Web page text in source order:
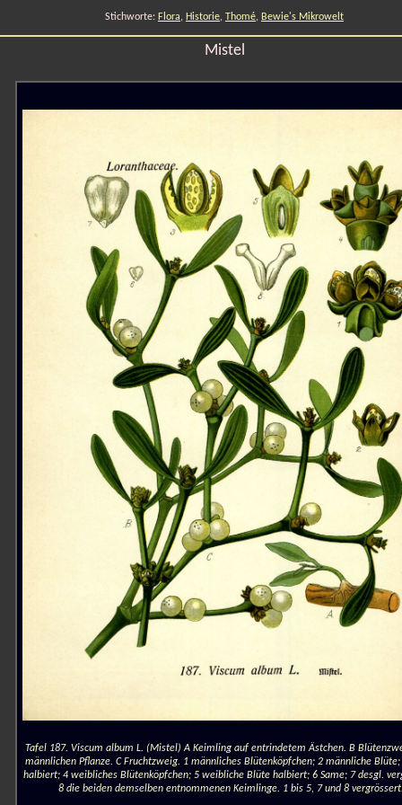
Stichworte: Flora, Historie, Thomé, Bewie's Mikrowelt
Mistel
Tafel 187. Viscum album L. (Mistel) A Keimling auf entrindetem Ästchen. B
männlichen Pflanze. C Fruchtzweig. 1 männliches Blütenköpfchen; 2 männliche
halbiert; 4 weibliches Blütenköpfchen; 5 weibliche Blüte halbiert; 6 Same; 7 desgl.
8 die beiden demselben entnommenen Keimlinge. 1 bis 5, 7 und 8